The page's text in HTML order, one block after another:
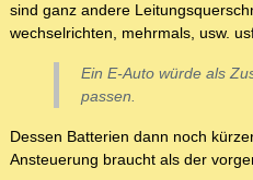
sind ganz andere
wechselrichten, mehrmals, usw.
Ein E-Auto würde als
passen.
Dessen Batterien dann noch
Ansteuerung braucht als der